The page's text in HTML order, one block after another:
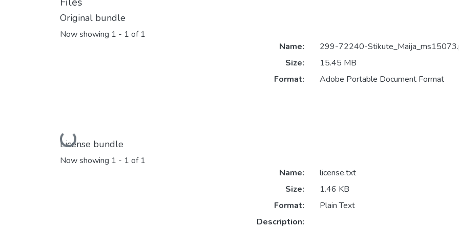
Original bundle
Now showing 1 - 1 of 1
Loading...
Name:
299-72240-
Size:
15.45 MB
Format:
Adobe Portable Document Format
License bundle
Now showing 1 - 1 of 1
Name:
license.txt
Size:
1.46 KB
Format:
Plain Text
Description: